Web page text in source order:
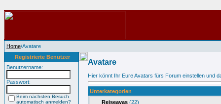
Home/Avatare
Registrierte Benutzer
Benutzername:
Passwort:
Beim nächsten Besuch
automatisch anmelden?
Avatare
Hier könnt Ihr Eure Avatars fürs Forum einstellen und
Unterkategorien
Reiseavas (22)